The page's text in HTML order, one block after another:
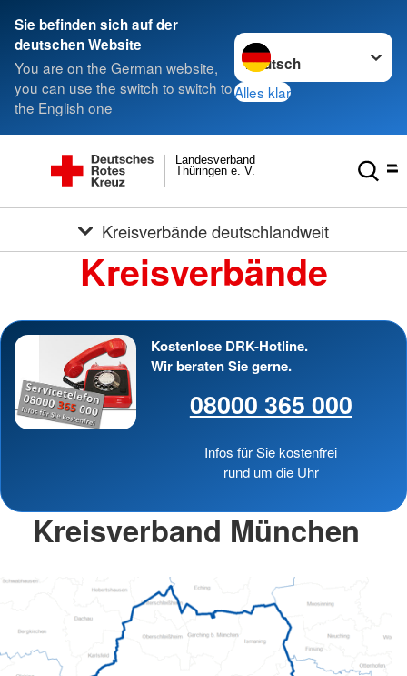
Sie befinden sich auf der
deutschen Website
You are on the German website,
you can use the switch to switch to
the English one
Sprache wechseln zu
Alles klar
Thüringen e. V.
Landesverband
Kreisverbände deutschlandweit
Kreisverbände
Kostenlose DRK-Hotline.
Wir beraten Sie gerne.
08000 365 000
Infos für Sie kostenfrei
rund um die Uhr
Kreisverband München